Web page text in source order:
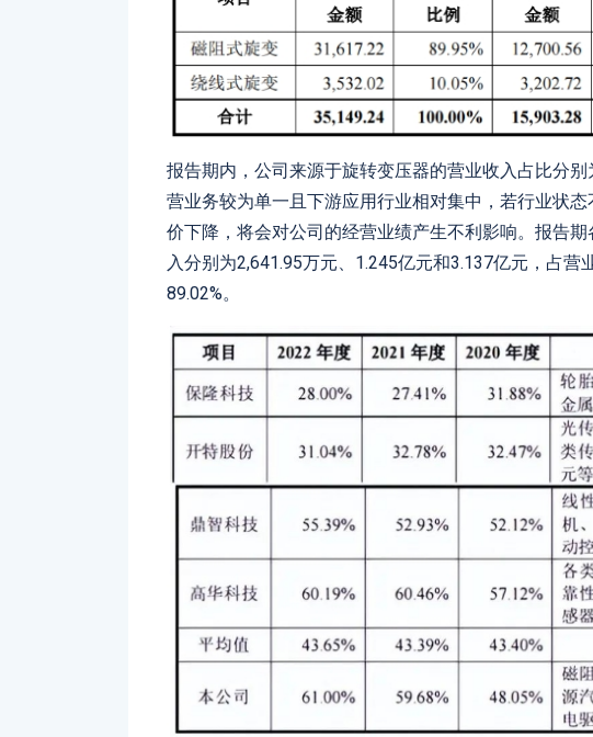
报告期内，公司来源于旋转变压器的营业收入占比分别
营业务较为单一且下游应用行业相对集中，若行业状
价下降，将会对公司的经营业绩产生不利影响。报告
入分别为2,641.95万元、1.245亿元和3.137亿元，占营
89.02%。